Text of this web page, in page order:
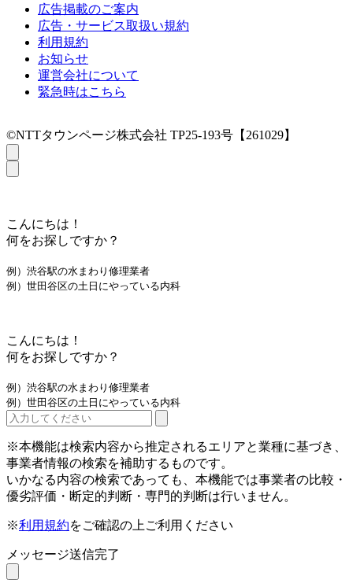
広告掲載のご案内
広告・サービス取扱い規約
利用規約
お知らせ
運営会社について
緊急時はこちら
©NTTタウンページ株式会社 TP25-193号【261029】
こんにちは！
何をお探しですか？
例）渋谷駅の水まわり修理業者
例）世田谷区の土日にやっている内科
こんにちは！
何をお探しですか？
例）渋谷駅の水まわり修理業者
例）世田谷区の土日にやっている内科
※本機能は検索内容から推定されるエリアと業種に基づき、
事業者情報の検索を補助するものです。
いかなる内容の検索であっても、本機能では事業者の比較・
優劣評価・断定的判断・専門的判断は行いません。
※利用規約をご確認の上ご利用ください
メッセージ送信完了